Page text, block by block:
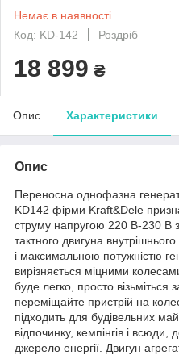
Немає в наявності
Код: KD-142
Роздріб
18 899 ₴
Опис Характеристики
Опис
Переносна однофазна
KD142 фірми Kraft&Dele
струму напругою 220 В-230 В
тактного двигуна
і максимальною потужністю
вирізняється міцними
буде легко, просто візьміться
переміщайте пристрій на
підходить для будівельних
відпочинку, кемпінгів і
джерело енергії. Двигун